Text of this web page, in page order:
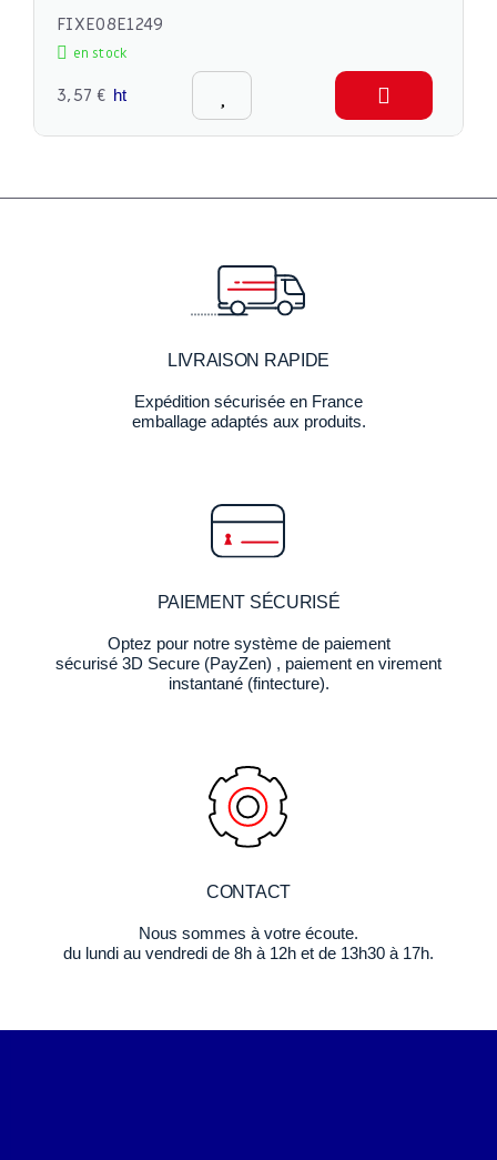
FIXE08E1249
en stock
3,57 € ht
LIVRAISON RAPIDE
Expédition sécurisée en France
emballage adaptés aux produits.
PAIEMENT SÉCURISÉ
Optez pour notre système de paiement
sécurisé 3D Secure (PayZen) , paiement en virement
instantané (fintecture).
CONTACT
Nous sommes à votre écoute.
du lundi au vendredi de 8h à 12h et de 13h30 à 17h.